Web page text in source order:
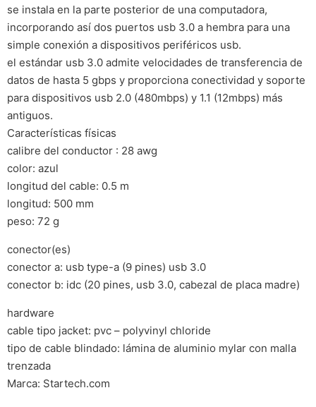
se instala en la parte posterior de una computadora,
incorporando así dos puertos usb 3.0 a hembra para una
simple conexión a dispositivos periféricos usb.
el estándar usb 3.0 admite velocidades de transferencia de
datos de hasta 5 gbps y proporciona conectividad y soporte
para dispositivos usb 2.0 (480mbps) y 1.1 (12mbps) más
antiguos.
Características físicas
calibre del conductor : 28 awg
color: azul
longitud del cable: 0.5 m
longitud: 500 mm
peso: 72 g
conector(es)
conector a: usb type-a (9 pines) usb 3.0
conector b: idc (20 pines, usb 3.0, cabezal de placa madre)
hardware
cable tipo jacket: pvc – polyvinyl chloride
tipo de cable blindado: lámina de aluminio mylar con malla
trenzada
Marca: Startech.com